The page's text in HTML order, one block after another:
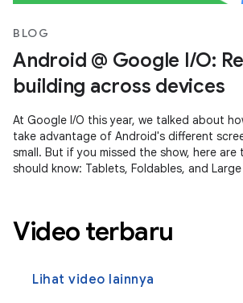
BLOG
Android @ Google I/O:
building across devices
At Google I/O this year, we talked about
take advantage of Android's different
small. But if you missed the show, here
should know: Tablets, Foldables, and
Video terbaru
Lihat video lainnya